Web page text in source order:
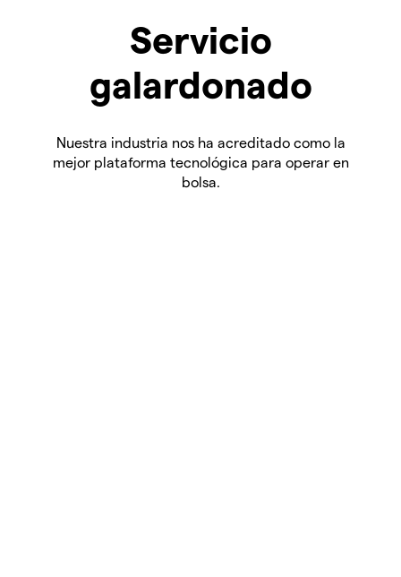
Servicio
galardonado
Nuestra industria nos ha acreditado como la
mejor plataforma tecnológica para operar en
bolsa.